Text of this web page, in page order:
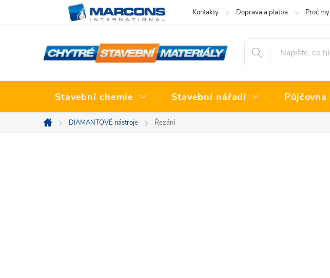
Kontakty Doprava a platba Proč my
Stavební chemie Stavební nářadí Půjčovna
Domů
DIAMANTOVÉ nástroje Řezání